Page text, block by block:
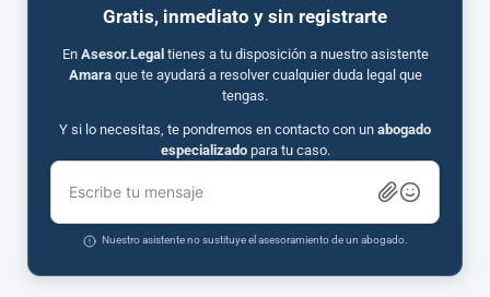
Gratis, inmediato y sin registrarte
En Asesor.Legal tienes a tu disposición a nuestro asistente
Amaraque te ayudará a resolver cualquier duda legal que
tengas.
Y si lo necesitas, te pondremos en contacto con un abogado
especializadopara tu caso.
Escribe tu mensaje
Nuestro asistente no sustituye el asesoramiento de un abogado.